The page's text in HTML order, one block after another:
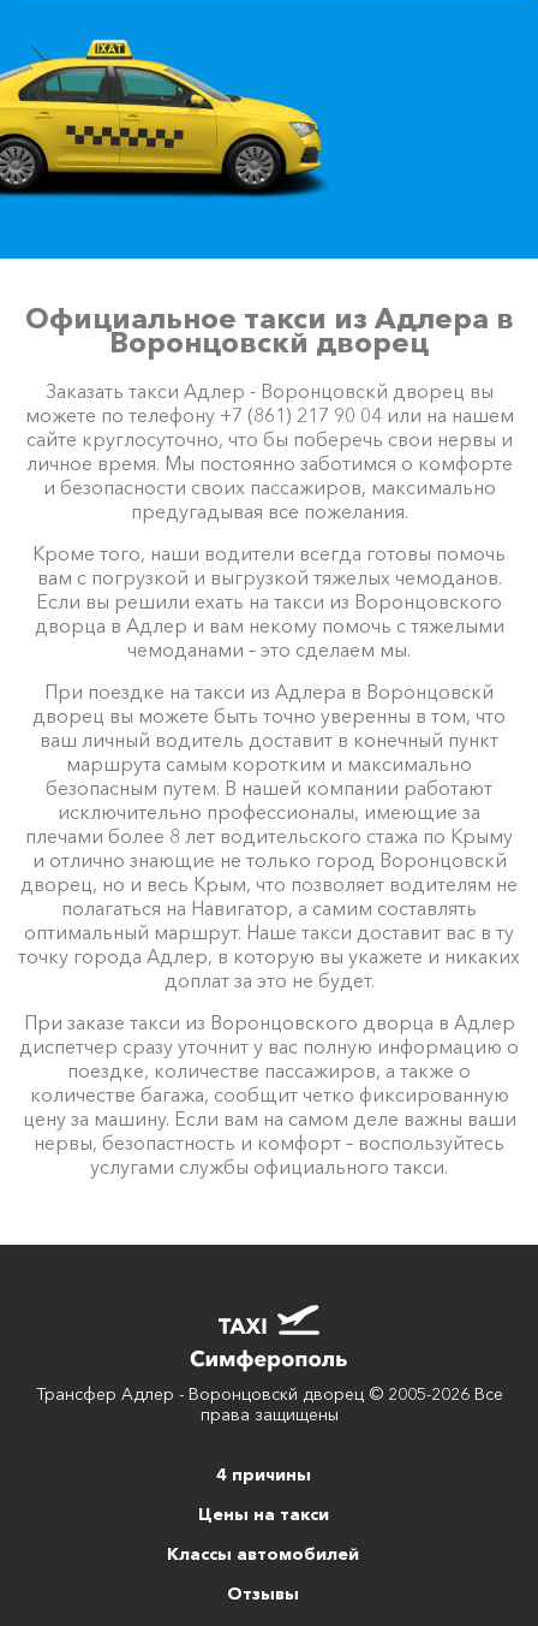
Официальное такси из Адлера в
Воронцовскй дворец
Заказать такси Адлер - Воронцовскй дворец вы
можете по телефону +7 (861) 217 90 04 или на нашем
сайте круглосуточно, что бы поберечь свои нервы и
личное время. Мы постоянно заботимся о комфорте
и безопасности своих пассажиров, максимально
предугадывая все пожелания.
Кроме того, наши водители всегда готовы помочь
вам с погрузкой и выгрузкой тяжелых чемоданов.
Если вы решили ехать на такси из Воронцовского
дворца в Адлер и вам некому помочь с тяжелыми
чемоданами – это сделаем мы.
При поездке на такси из Адлера в Воронцовскй
дворец вы можете быть точно уверенны в том, что
ваш личный водитель доставит в конечный пункт
маршрута самым коротким и максимально
безопасным путем. В нашей компании работают
исключительно профессионалы, имеющие за
плечами более 8 лет водительского стажа по Крыму
и отлично знающие не только город Воронцовскй
дворец, но и весь Крым, что позволяет водителям не
полагаться на Навигатор, а самим составлять
оптимальный маршрут. Наше такси доставит вас в ту
точку города Адлер, в которую вы укажете и никаких
доплат за это не будет.
При заказе такси из Воронцовского дворца в Адлер
диспетчер сразу уточнит у вас полную информацию о
поездке, количестве пассажиров, а также о
количестве багажа, сообщит четко фиксированную
цену за машину. Если вам на самом деле важны ваши
нервы, безопастность и комфорт – воспользуйтесь
услугами службы официального такси.
Трансфер Адлер - Воронцовскй дворец © 2005-2026 Все
права защищены
4 причины
Цены на такси
Классы автомобилей
Отзывы